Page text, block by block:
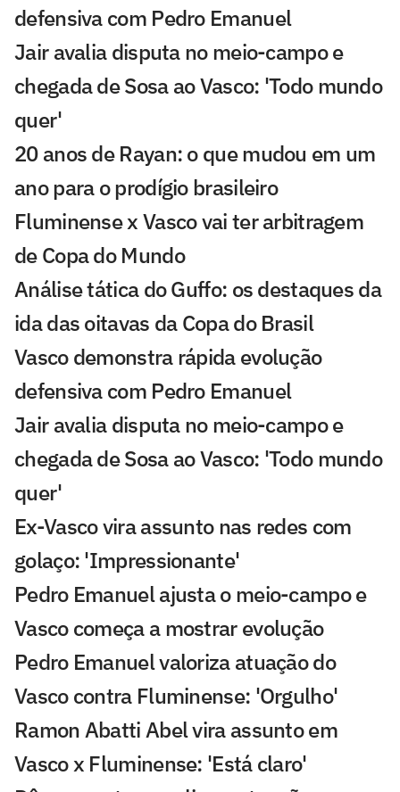
defensiva com Pedro Emanuel
Jair avalia disputa no meio-campo e
chegada de Sosa ao Vasco: 'Todo mundo
quer'
20 anos de Rayan: o que mudou em um
ano para o prodígio brasileiro
Fluminense x Vasco vai ter arbitragem
de Copa do Mundo
Análise tática do Guffo: os destaques da
ida das oitavas da Copa do Brasil
Vasco demonstra rápida evolução
defensiva com Pedro Emanuel
Jair avalia disputa no meio-campo e
chegada de Sosa ao Vasco: 'Todo mundo
quer'
Ex-Vasco vira assunto nas redes com
golaço: 'Impressionante'
Pedro Emanuel ajusta o meio-campo e
Vasco começa a mostrar evolução
Pedro Emanuel valoriza atuação do
Vasco contra Fluminense: 'Orgulho'
Ramon Abatti Abel vira assunto em
Vasco x Fluminense: 'Está claro'